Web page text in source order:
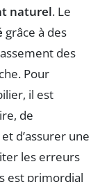
naturel. Le
grâce à des
des
Pour
il est
de
d’assurer une
les erreurs
est primordial